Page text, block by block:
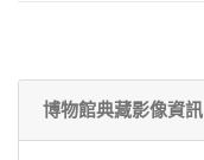
博物館典藏影像資訊